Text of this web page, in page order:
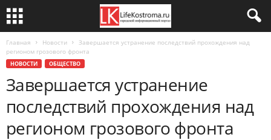
Главная Новости
Завершается устранение последствий прохождения над
регионом грозового фронта
НОВОСТИ ОБЩЕСТВО
Завершается устранение
последствий прохождения над
регионом грозового фронта